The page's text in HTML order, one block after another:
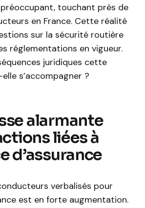
touchant près de
en France. Cette réalité
sur la sécurité routière
réglementations en vigueur.
juridiques cette
s’accompagner ?
alarmante
liées à
d’assurance
verbalisés pour
est en forte augmentation.